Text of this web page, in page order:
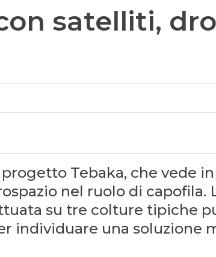
satelliti,
Tebaka, che vede
nel ruolo di capofila.
su tre colture tipiche
individuare una soluzione